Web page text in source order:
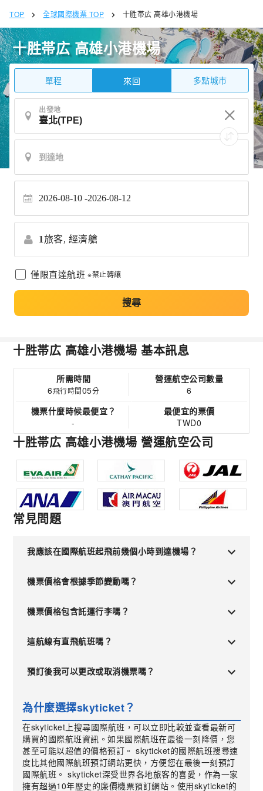
TOP 全球國際機票 TOP 十胜帯広 高雄小港機場
十胜帯広 高雄小港機場
單程 來回 多點城市
出發地
2026-08-10 2026-08-12
1旅客, 經濟艙
僅限直達航班 ※禁止轉讓
搜尋
十胜帯広 高雄小港機場 基本訊息
所需時間
6飛行時間05分
營運航空公司數量
6
機票什麼時候最便宜？
-
最便宜的票價
TWD0
十胜帯広 高雄小港機場 營運航空公司
常見問題
我應該在國際航班起飛前幾個小時到達機場？
機票價格會根據季節變動嗎？
機票價格包含託運行李嗎？
這航線有直飛航班嗎？
預訂後我可以更改或取消機票嗎？
為什麼選擇skyticket？
在skyticket上搜尋國際航班，可以立即比較並查看最新可
購買的國際航班資訊。如果國際航班在最後一刻降價，您
甚至可能以超值的價格預訂。 skyticket的國際航班搜尋速
度比其他國際航班預訂網站更快，方便您在最後一刻預訂
國際航班。 skyticket深受世界各地旅客的喜愛，作為一家
擁有超過10年歷史的廉價機票預訂網站。使用skyticket的